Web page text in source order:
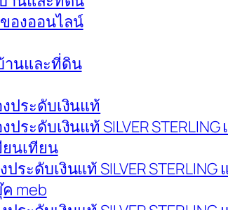
องออนไลน์
านและที่ดิน
ประดับเงินแท้
ประดับเงินแท้ SILVER
ยนเทียน
ประดับเงินแท้ SILVER
meb